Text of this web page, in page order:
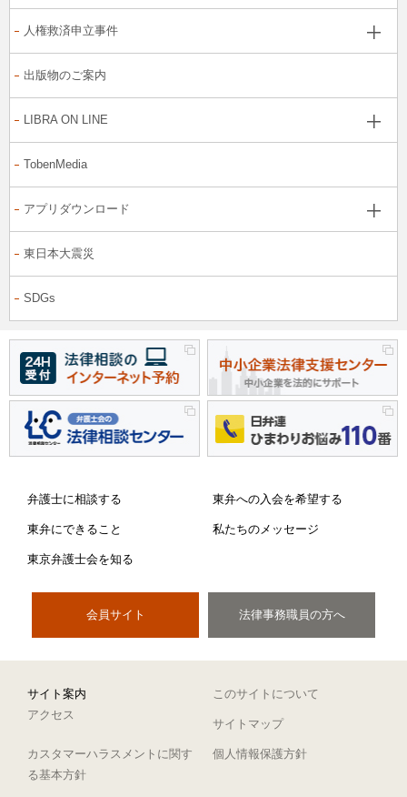
人権救済申立事件
出版物のご案内
LIBRA ON LINE
TobenMedia
アプリダウンロード
東日本大震災
SDGs
弁護士に相談する 東弁への入会を希望する
東弁にできること 私たちのメッセージ
東京弁護士会を知る
会員サイト 法律事務職員の方へ
サイト案内
このサイトについて
アクセス
サイトマップ
カスタマーハラスメントに関す
る基本方針
個人情報保護方針